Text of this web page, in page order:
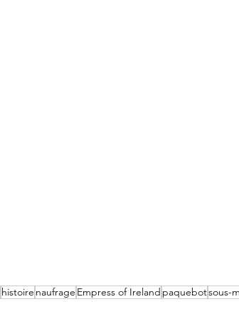
histoire naufrage Empress of Ireland paquebotsous-